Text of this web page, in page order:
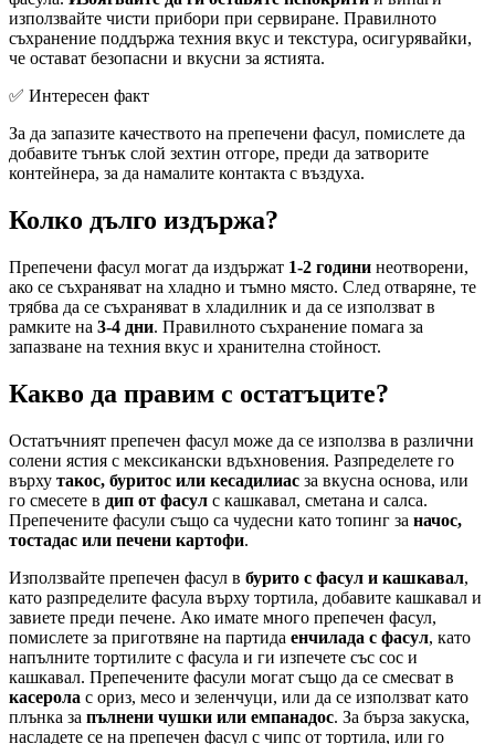
използвайте чисти прибори при сервиране. Правилното
съхранение поддържа техния вкус и текстура, осигурявайки,
че остават безопасни и вкусни за ястията.
✅ Интересен факт
За да запазите качеството на препечени фасул, помислете да
добавите тънък слой зехтин отгоре, преди да затворите
контейнера, за да намалите контакта с въздуха.
Колко дълго издържа?
Препечени фасул могат да издържат 1-2 години неотворени,
ако се съхраняват на хладно и тъмно място. След отваряне, те
трябва да се съхраняват в хладилник и да се използват в
рамките на 3-4 дни. Правилното съхранение помага за
запазване на техния вкус и хранителна стойност.
Какво да правим с остатъците?
Остатъчният препечен фасул може да се използва в различни
солени ястия с мексикански вдъхновения. Разпределете го
върху такос, буритос или кесадилиас за вкусна основа, или
го смесете в дип от фасул с кашкавал, сметана и салса.
Препечените фасули също са чудесни като топинг за начос,
тостадас или печени картофи.
Използвайте препечен фасул в бурито с фасул и кашкавал,
като разпределите фасула върху тортила, добавите кашкавал и
завиете преди печене. Ако имате много препечен фасул,
помислете за приготвяне на партида енчилада с фасул, като
напълните тортилите с фасула и ги изпечете със сос и
кашкавал. Препечените фасули могат също да се смесват в
касерола с ориз, месо и зеленчуци, или да се използват като
плънка за пълнени чушки или емпанадос. За бърза закуска,
насладете се на препечен фасул с чипс от тортила, или го